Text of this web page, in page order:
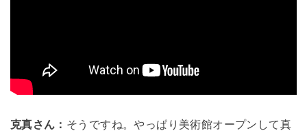
克真さん： そうですね。やっぱり美術館オープンして真